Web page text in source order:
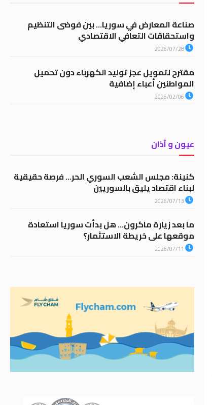
صناعة المعارض في سوريا… بين فوضى التنظيم
واستحقاقات التعافي الاقتصادي
2026/07/28
مقترح لتمويل عجز توليد الكهرباء دون تحميل
المواطنين أعباء إضافية
2026/02/06
عيون و آذان
كنينة: مجلس الشعب السوري الحر… فرصة حقيقية
لبناء اقتصاد يليق بالسوريين
2026/07/13
ما بعد زيارة ماكرون… هل بدأت سوريا استعادة
موقعها على خريطة الاستثمار؟
2026/07/11